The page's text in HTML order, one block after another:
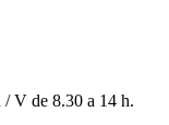
V de 8.30 a 14 h.